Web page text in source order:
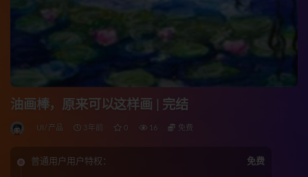
油画棒，原来可以这样画 | 完结
UI/产品 3年前 0 16 免费
普通用户用户特权： 免费